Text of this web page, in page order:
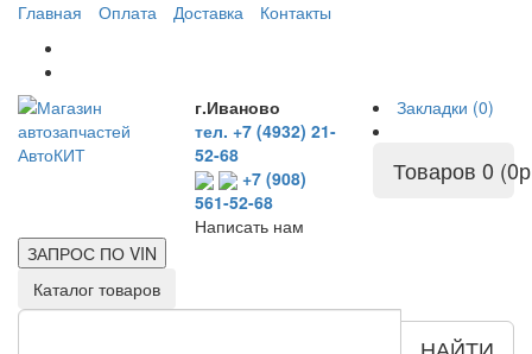
Главная Оплата Доставка Контакты
г.Иваново
тел. +7 (4932) 21-
52-68
+7 (908)
561-52-68
Написать нам
Закладки (0)
Товаров 0
ЗАПРОС ПО VIN
Каталог товаров